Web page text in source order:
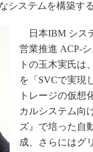
システムを構築す
日本IBM シス
営業推進 ACP-
トの玉木実氏は
を「SVCで実現
トレージの仮想
カルシステム向
ズ』で培った自
成、さらにはグ